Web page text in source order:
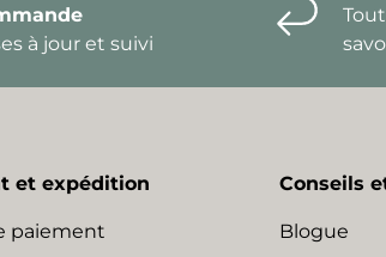
à jour et suivi
et expédition
paiement
Conseils
Blogue